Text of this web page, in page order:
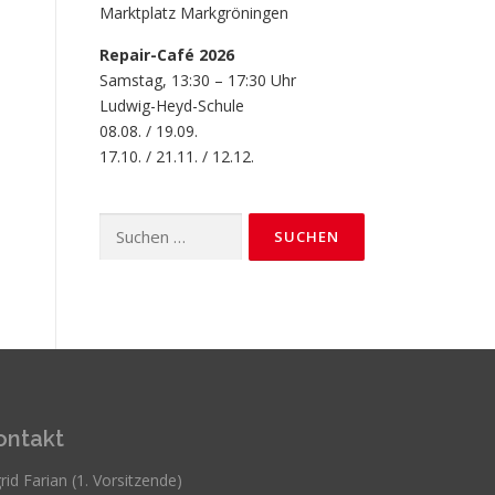
Marktplatz Markgröningen
Repair-Café 2026
Samstag, 13:30 – 17:30 Uhr
Ludwig-Heyd-Schule
08.08. / 19.09.
17.10. / 21.11. / 12.12.
nach:
Farian (1. Vorsitzende)